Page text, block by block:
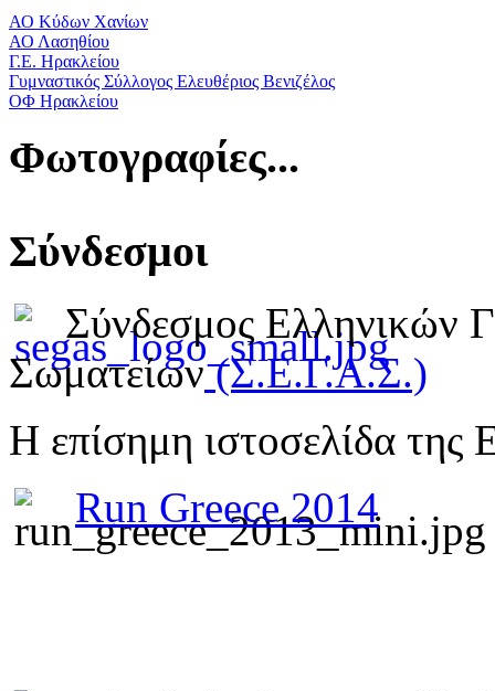
ΑΟ Κύδων Χανίων
ΑΟ Λασηθίου
Γ.Ε. Ηρακλείου
Γυμναστικός Σύλλογος Ελευθέριος Βενιζέλος
ΟΦ Ηρακλείου
Φωτογραφίες...
Σύνδεσμοι
Σύνδεσμος Ελληνικών
Σωματείων (Σ.Ε.Γ.Α.Σ.)
Η επίσημη ιστοσελίδα της
Run Greece 2014